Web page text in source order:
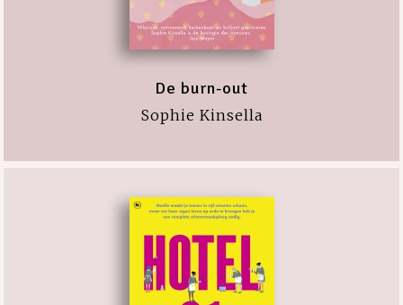
De burn-out
Sophie Kinsella